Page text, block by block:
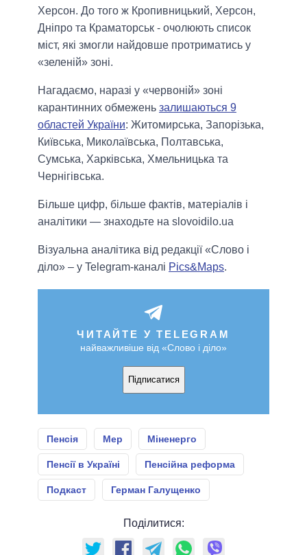
Херсон. До того ж Кропивницький, Херсон,
Дніпро та Краматорськ - очолюють список
міст, які змогли найдовше протриматись у
«зеленій» зоні.
Нагадаємо, наразі у «червоній» зоні
карантинних обмежень залишаються 9
областей України: Житомирська, Запорізька,
Київська, Миколаївська, Полтавська,
Сумська, Харківська, Хмельницька та
Чернігівська.
Більше цифр, більше фактів, матеріалів і
аналітики — знаходьте на slovoidilo.ua
Візуальна аналітика від редакції «Слово і
діло» – у Telegram-каналі Pics&Maps.
ЧИТАЙТЕ У TELEGRAM
найважливіше від «Слово і діло»
Підписатися
Пенсія Мер Міненерго
Пенсії в Україні Пенсійна реформа
Подкаст Герман Галущенко
Поділитися: